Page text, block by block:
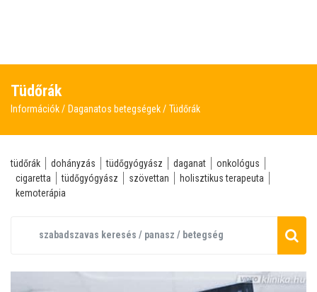
Tüdőrák
Információk Daganatos betegségek Tüdőrák
tüdőrák dohányzás tüdőgyógyász daganat
onkológus
cigaretta
tüdőgyógyász szövettan
holisztikus terapeuta
kemoterápia